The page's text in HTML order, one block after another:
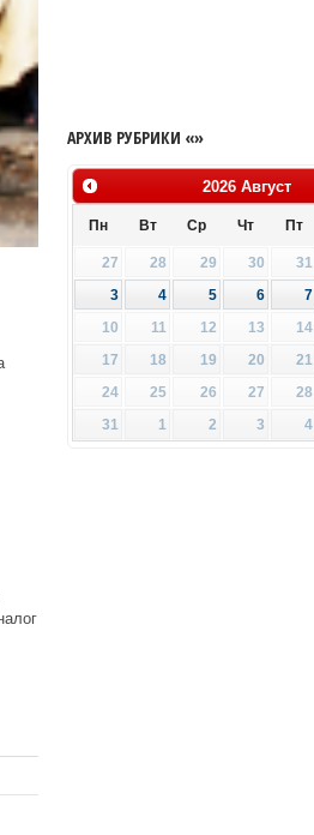
АРХИВ РУБРИКИ «»
2026 Август
Пн Вт Ср Чт Пт
27 28 29 30 31
3
4 5 6 7
10
11 12 13 14
17
18 19 20 21
24
25 26 27 28
31
1 2 3 4